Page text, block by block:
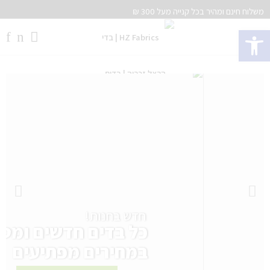
פתח סרגל נגישות
משלוח חינם ומהיר בכל קנייה מעל 300 ₪
חדש בחנות!
כל בדים חדשים
במחירים מפתיעים